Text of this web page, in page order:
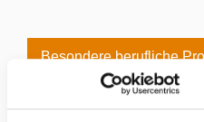
Besondere berufliche
MBOR-Screening